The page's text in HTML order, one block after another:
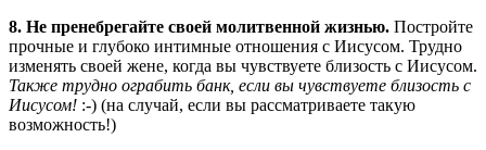
8. Не пренебрегайте своей молитвенной жизнью. Постройте
прочные и глубоко интимные отношения с Иисусом. Трудно
изменять своей жене, когда вы чувствуете близость с Иисусом.
Также трудно ограбить банк, если вы чувствуете близость с
Иисусом! :-) (на случай, если вы рассматриваете такую
возможность!)